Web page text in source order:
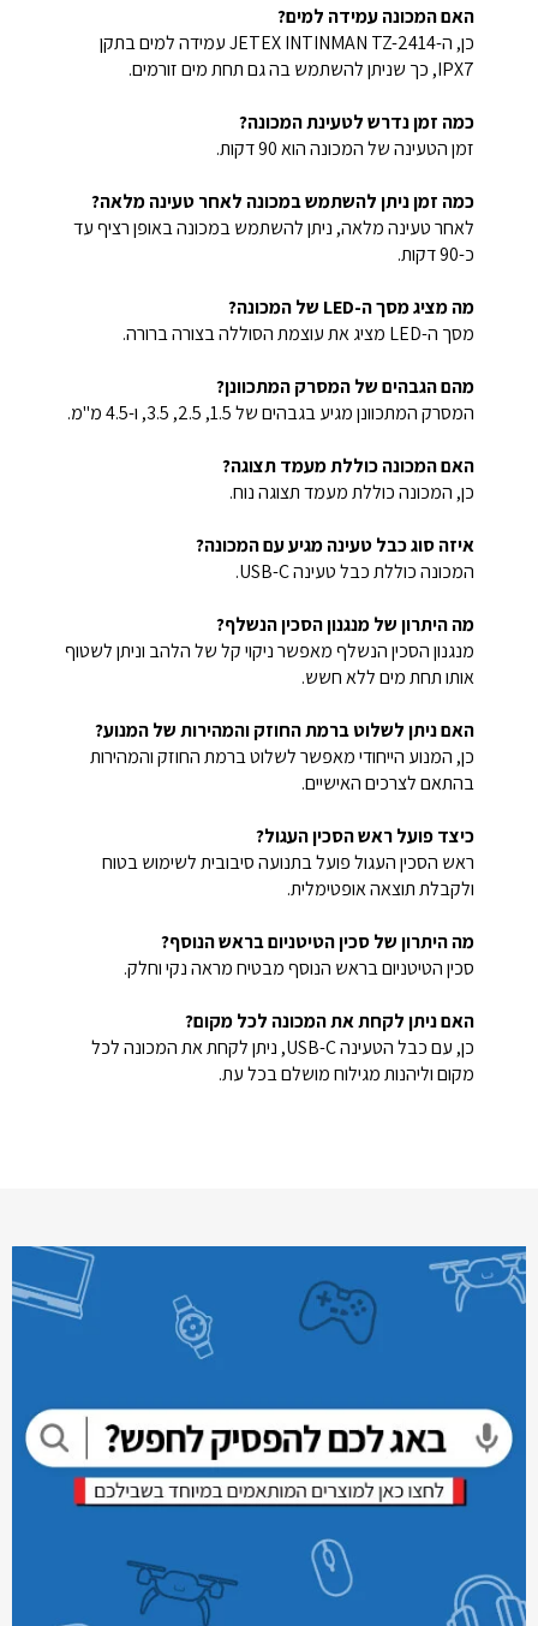
האם המכונה עמידה למים?
כן, ה-JETEX INTINMAN TZ-2414 עמידה למים בתקן
IPX7, כך שניתן להשתמש בה גם תחת מים זורמים.
כמה זמן נדרש לטעינת המכונה?
זמן הטעינה של המכונה הוא 90 דקות.
כמה זמן ניתן להשתמש במכונה לאחר טעינה מלאה?
לאחר טעינה מלאה, ניתן להשתמש במכונה באופן רציף עד
כ-90 דקות.
מה מציג מסך ה-LED של המכונה?
מסך ה-LED מציג את עוצמת הסוללה בצורה ברורה.
מהם הגבהים של המסרק המתכוונן?
המסרק המתכוונן מגיע בגבהים של 1.5, 2.5, 3.5, ו-4.5 מ"מ.
האם המכונה כוללת מעמד תצוגה?
כן, המכונה כוללת מעמד תצוגה נוח.
איזה סוג כבל טעינה מגיע עם המכונה?
המכונה כוללת כבל טעינה USB-C.
מה היתרון של מנגנון הסכין הנשלף?
מנגנון הסכין הנשלף מאפשר ניקוי קל של הלהב וניתן לשטוף
אותו תחת מים ללא חשש.
האם ניתן לשלוט ברמת החוזק והמהירות של המנוע?
כן, המנוע הייחודי מאפשר לשלוט ברמת החוזק והמהירות
בהתאם לצרכים האישיים.
כיצד פועל ראש הסכין העגול?
ראש הסכין העגול פועל בתנועה סיבובית לשימוש בטוח
ולקבלת תוצאה אופטימלית.
מה היתרון של סכין הטיטניום בראש הנוסף?
סכין הטיטניום בראש הנוסף מבטיח מראה נקי וחלק.
האם ניתן לקחת את המכונה לכל מקום?
כן, עם כבל הטעינה USB-C, ניתן לקחת את המכונה לכל
מקום וליהנות מגילוח מושלם בכל עת.